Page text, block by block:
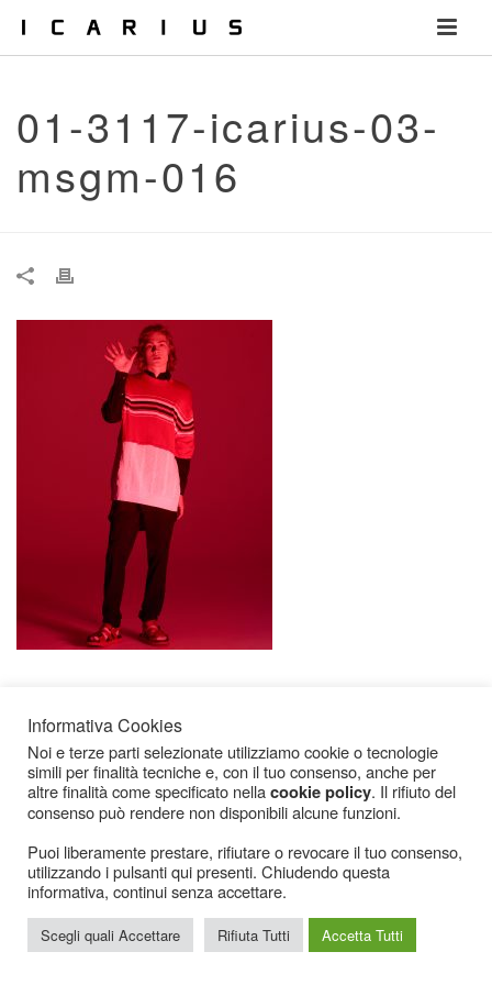
01-3117-icarius-03-
msgm-016
Cookies
Informativa Cookies
Noi e terze parti selezionate utilizziamo cookie o tecnologie
simili per finalità tecniche e, con il tuo consenso, anche per
altre finalità come specificato nellacookie policy. Il rifiuto del
consenso può rendere non disponibili alcune funzioni.
Puoi liberamente prestare, rifiutare o revocare il tuo consenso,
utilizzando i pulsanti qui presenti. Chiudendo questa
informativa, continui senza accettare.
Scegli quali Accettare Rifiuta Tutti Accetta Tutti